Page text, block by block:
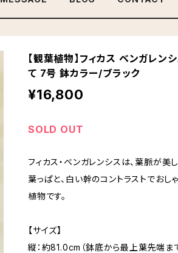
【観葉植物】フィカス ベンガレン
て 7号 鉢カラー/ブラック
¥16,800
SOLD OUT
フィカス・ベンガレンシスは、葉脈が美
葉っぱと、白い幹のコントラストでお
植物です。
【サイズ】
縦：約81.0cm（鉢底から最上葉先端まで